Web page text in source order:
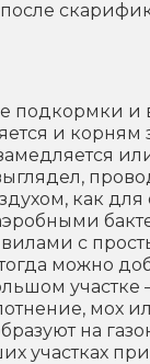
и
и корням
как
вилами с
можно
мох
на
участках